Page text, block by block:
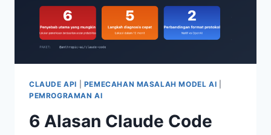
SOLUSI
MENGATASI
ERROR
CLAUDE API PEMECAHAN MASALAH MODEL AI
PEMROGRAMAN AI
6 Alasan Claude Code